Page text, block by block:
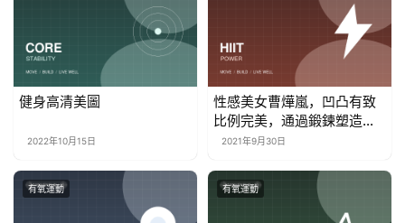
健身高清美圖
2022年10月15日
性感美女曹燁嵐，凹凸有致
比例完美，通過鍛鍊塑造完
美身材
2021年9月30日
有氧運動 有氧運動